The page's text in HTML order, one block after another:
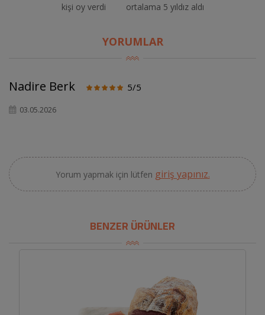
kişi oy verdi ortalama 5 yıldız aldı
YORUMLAR
Nadire Berk 5/5
03.05.2026
Yorum yapmak için lütfen giriş yapınız.
BENZER ÜRÜNLER